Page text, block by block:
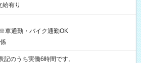
給有り
通勤・バイク通勤OK
16:10 ※表記のうち実働6時間です。